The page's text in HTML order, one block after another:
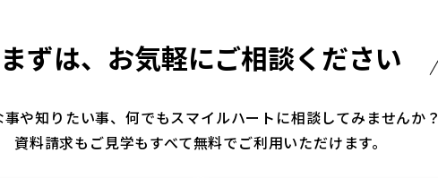
まずは、 お気軽にご相談ください
事や知りたい事、何でもスマイルハートに相談してみませんか？
資料請求もご見学もすべて無料でご利用いただけます。